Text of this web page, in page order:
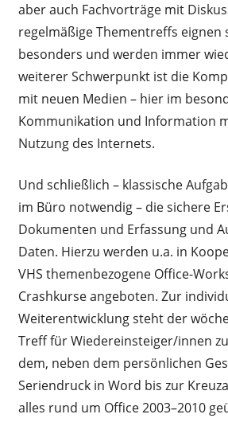
aber auch Fachvorträge mit
regelmäßige Thementreffs eignen
besonders und werden immer
weiterer Schwerpunkt ist die
mit neuen Medien – hier im
Kommunikation und Information
Nutzung des Internets.
Und schließlich – klassische
im Büro notwendig – die sichere
Dokumenten und Erfassung und
Daten. Hierzu werden u.a. in
VHS themenbezogene Office-
Crashkurse angeboten. Zur
Weiterentwicklung steht der
Treff für Wiedereinsteiger/innen
dem, neben dem persönlichen
Seriendruck in Word bis zur
alles rund um Office 2003–2010